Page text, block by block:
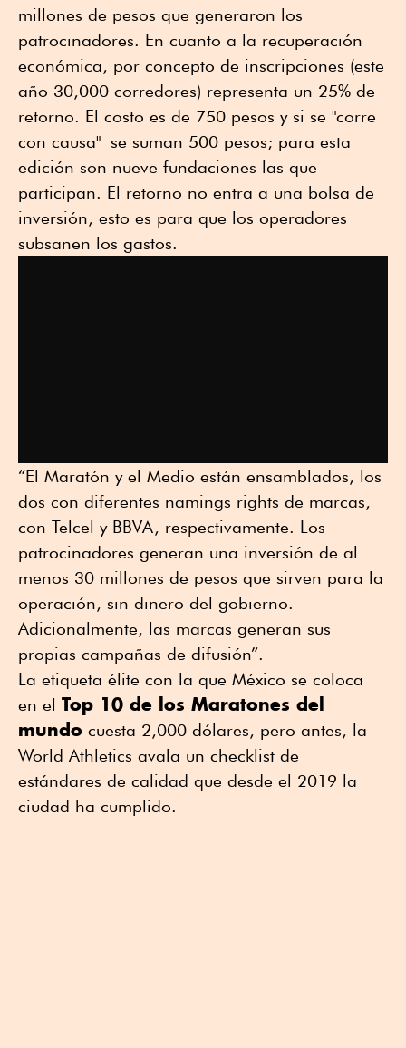
millones de pesos que generaron los
patrocinadores. En cuanto a la recuperación
económica, por concepto de inscripciones (este
año 30,000 corredores) representa un 25% de
retorno. El costo es de 750 pesos y si se "corre
con causa" se suman 500 pesos; para esta
edición son nueve fundaciones las que
participan. El retorno no entra a una bolsa de
inversión, esto es para que los operadores
subsanen los gastos.
“El Maratón y el Medio están ensamblados, los
dos con diferentes namings rights de marcas,
con Telcel y BBVA, respectivamente. Los
patrocinadores generan una inversión de al
menos 30 millones de pesos que sirven para la
operación, sin dinero del gobierno.
Adicionalmente, las marcas generan sus
propias campañas de difusión”.
La etiqueta élite con la que México se coloca
en el Top 10 de los Maratones del
mundo cuesta 2,000 dólares, pero antes, la
World Athletics avala un checklist de
estándares de calidad que desde el 2019 la
ciudad ha cumplido.